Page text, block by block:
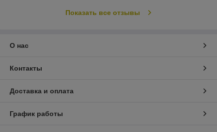
Показать все отзывы
О нас
Контакты
Доставка и оплата
График работы